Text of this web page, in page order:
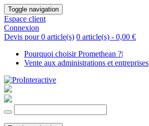
Toggle navigation
Espace client
Connexion
Devis pour 0 article(s) 0 article(s) - 0,00 €
Pourquoi choisir Promethean ?|
Vente aux administrations et entreprises